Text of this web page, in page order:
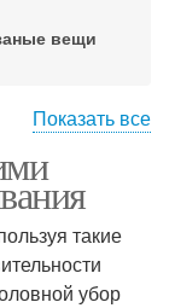
вещи
вышивка
Показать все
такие
убор